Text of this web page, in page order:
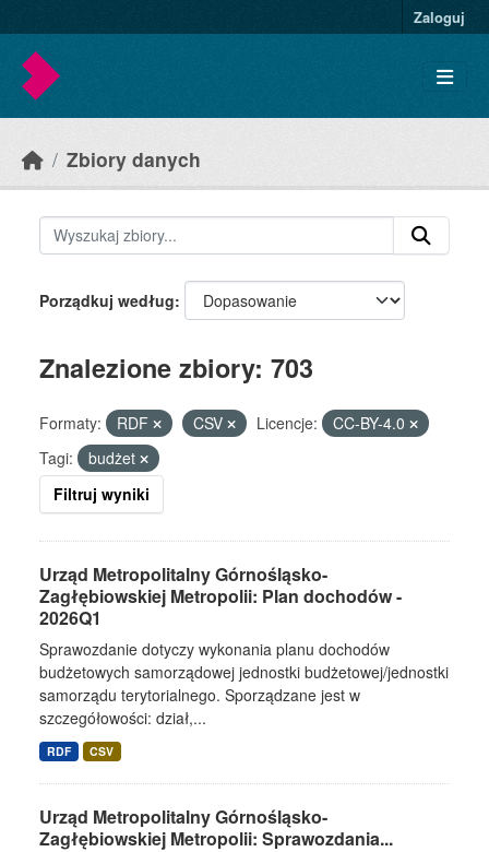
Zaloguj
Zbiory danych
Porządkuj według
Znalezione zbiory: 703
Formaty: RDF CSV Licencje:
CC-BY-4.0
Tagi:
budżet
Filtruj wyniki
Urząd Metropolitalny Górnośląsko-
Zagłębiowskiej Metropolii: Plan dochodów -
2026Q1
Sprawozdanie dotyczy wykonania planu dochodów
budżetowych samorządowej jednostki budżetowej/jednostki
samorządu terytorialnego. Sporządzane jest w
szczegółowości: dział,...
RDF CSV
Urząd Metropolitalny Górnośląsko-
Zagłębiowskiej Metropolii: Sprawozdania...